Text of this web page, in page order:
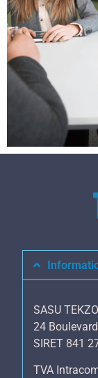
SASU
24
SIRET 841
TVA